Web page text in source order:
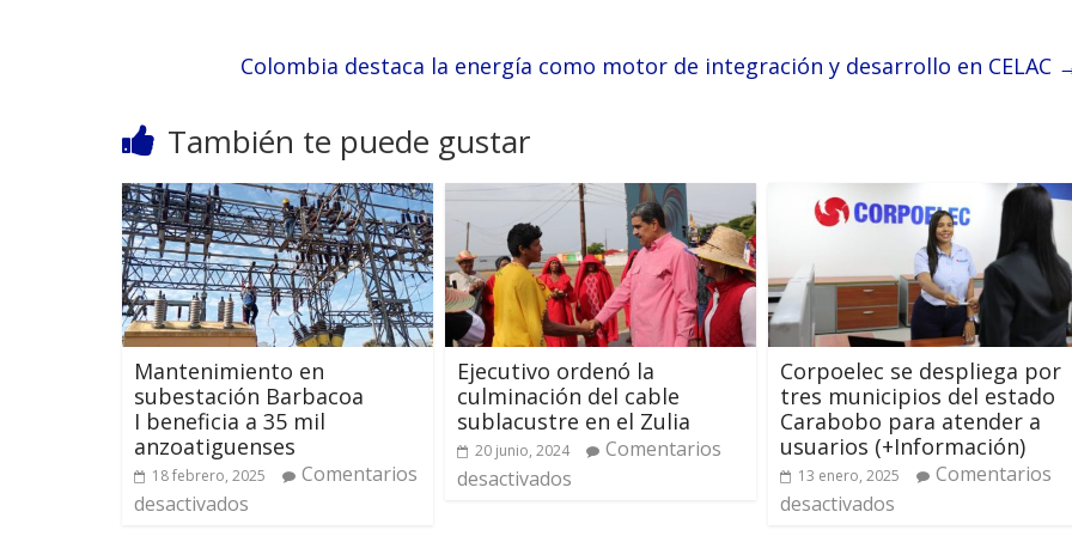
Colombia destaca la energía como motor de integración y desarrollo en CELAC
También te puede gustar
Mantenimiento en
subestación Barbacoa
I beneficia a 35 mil
anzoatiguenses
18 febrero, 2025
Comentarios
desactivados
Ejecutivo ordenó la
culminación del cable
sublacustre en el Zulia
20 junio, 2024
Comentarios
desactivados
Corpoelec se despliega por
tres municipios del estado
Carabobo para atender a
usuarios (+Información)
13 enero, 2025
Comentarios
desactivados